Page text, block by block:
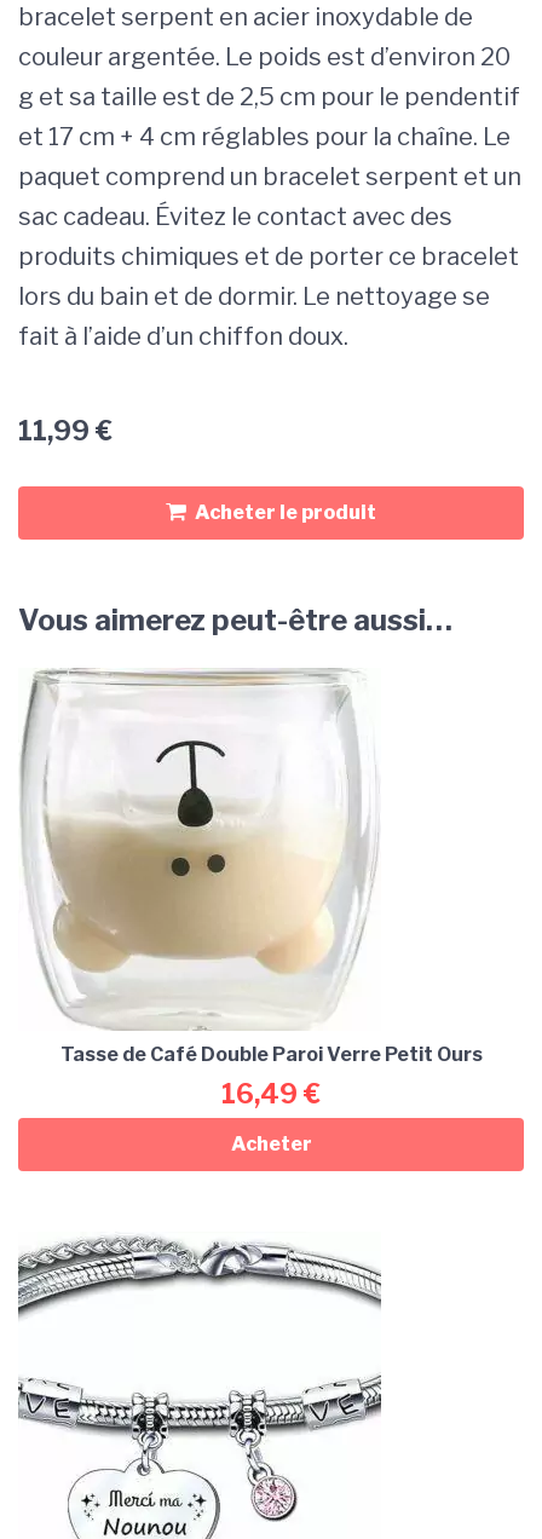
bracelet serpent en acier inoxydable de
couleur argentée. Le poids est d’environ 20
g et sa taille est de 2,5 cm pour le pendentif
et 17 cm + 4 cm réglables pour la chaîne. Le
paquet comprend un bracelet serpent et un
sac cadeau. Évitez le contact avec des
produits chimiques et de porter ce bracelet
lors du bain et de dormir. Le nettoyage se
fait à l’aide d’un chiffon doux.
11,99 €
Acheter le produit
Vous aimerez peut-être aussi…
Tasse de Café Double Paroi Verre Petit Ours
16,49 €
Acheter